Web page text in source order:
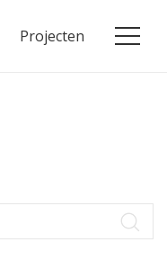
Projecten